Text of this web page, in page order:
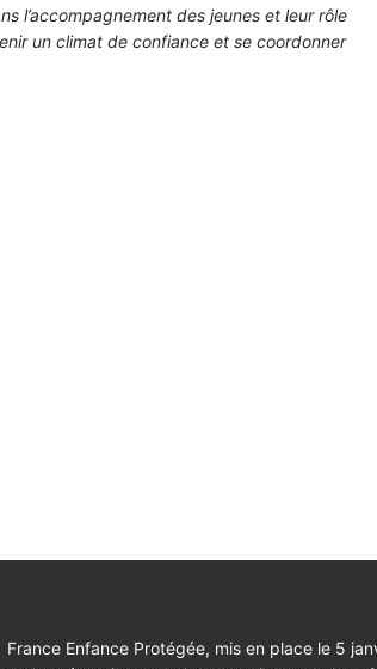
l’accompagnement des jeunes et leur rôle
un climat de confiance et se coordonner
France Enfance Protégée, mis en place le 5